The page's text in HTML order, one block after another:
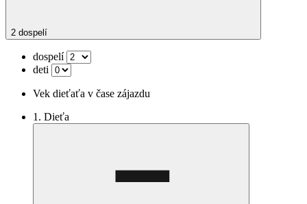
2 dospelí
dospelí
deti
Vek dieťaťa v čase zájazdu
1. Dieťa